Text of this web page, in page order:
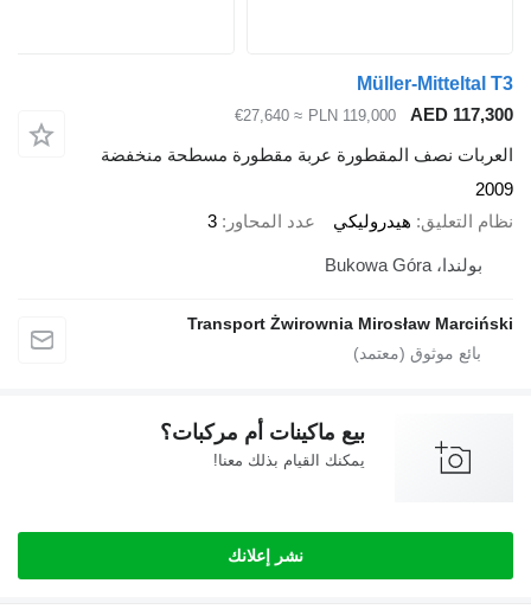
Müller-Mitteltal T3
AED 117,300
PLN 119,000
≈ €27,640
العربات نصف المقطورة عربة مقطورة مسطحة منخفضة
2009
نظام التعليق هيدروليكي عدد المحاور 3
بولندا، Bukowa Góra
Transport Żwirownia Mirosław Marciński
بيع ماكينات أم مركبات؟
يمكنك القيام بذلك معنا!
نشر إعلانك